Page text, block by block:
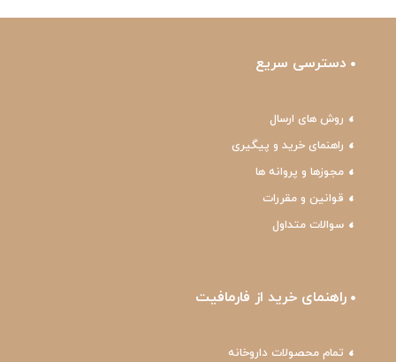
دسترسی سریع
روش های ارسال
راهنمای خرید و پیگیری
مجوزها و پروانه ها
قوانین و مقررات
سوالات متداول
راهنمای خرید از فارمافیت
تمام محصولات داروخانه